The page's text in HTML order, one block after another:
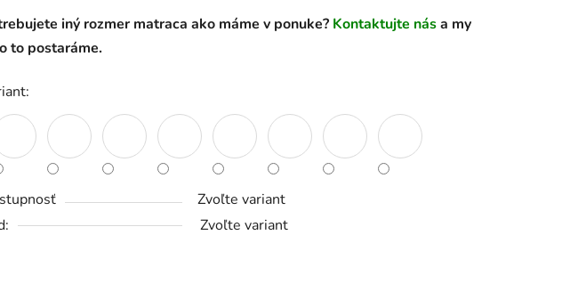
iný rozmer matraca ako máme v ponuke? Kontaktujte nása my
to postaráme.
Zvoľte variant
Zvoľte variant